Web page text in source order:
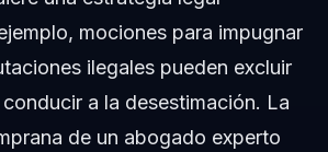
mociones para impugnar
ilegales pueden excluir
a la desestimación. La
de un abogado experto